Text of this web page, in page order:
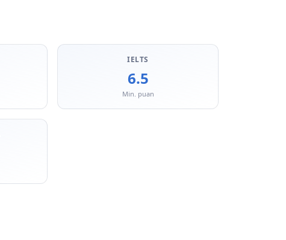
IELTS
6.5
Min. puan